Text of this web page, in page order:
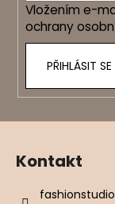
Vložením e-
ochrany
PŘIHLÁSIT SE
Kontakt
fashionstudio